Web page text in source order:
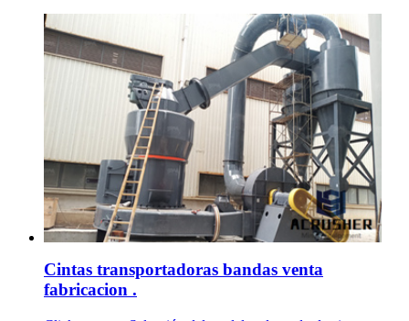
Cintas transportadoras bandas venta
fabricacion .